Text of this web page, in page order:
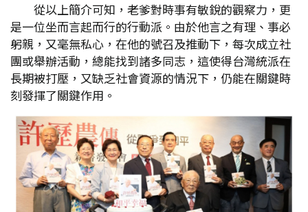
從以上簡介可知，老爹對時事有敏銳的觀察力，更
是一位坐而言起而行的行動派。由於他言之有理、事必
躬親，又毫無私心，在他的號召及推動下，每次成立社
團或舉辦活動，總能找到諸多同志，這使得台灣統派在
長期被打壓，又缺乏社會資源的情況下，仍能在關鍵時
刻發揮了關鍵作用。